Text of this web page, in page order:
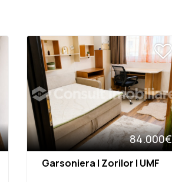
84.000€
Garsoniera | Zorilor | UMF